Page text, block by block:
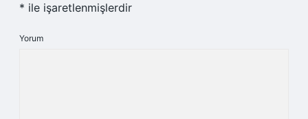
* ile işaretlenmişlerdir
Yorum